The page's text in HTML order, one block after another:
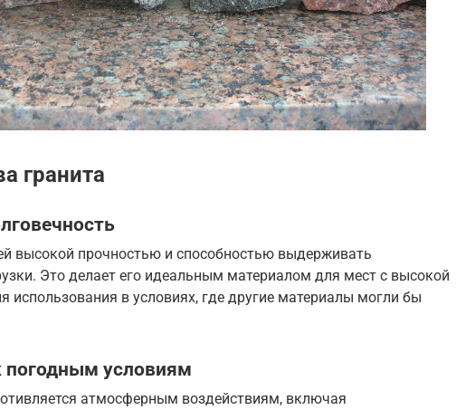
гранита
высокой прочностью и способностью выдерживать
Это делает его идеальным материалом для мест с высокой
использования в условиях, где другие материалы могли бы
погодным условиям
атмосферным воздействиям, включая